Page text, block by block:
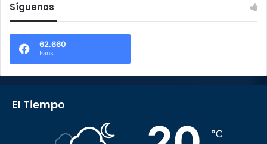
Síguenos
62.660
Fans
El Tiempo
℃